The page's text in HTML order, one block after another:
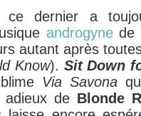
dernier a
androgynede
autant après
Know). Sit Down
Via Savona
adieux de Blonde